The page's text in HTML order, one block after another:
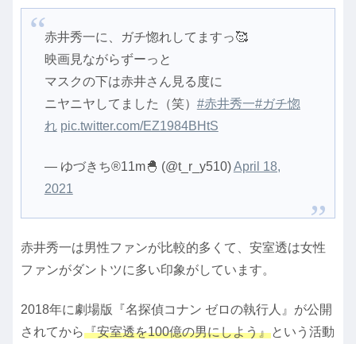
赤井秀一に、ガチ惚れしてますっ🥰
映画見ながらずーっと
マスクの下は赤井さん見る度に
ニヤニヤしてました（笑） #赤井秀一#ガチ惚
れ pic.twitter.com/EZ1984BHtS
— ゆづきち®11m🐣 (@t_r_y510)April 18,
2021
赤井秀一は男性ファンが比較的多くて、安室透は女性
ファンがダントツに多い印象がしています。
2018年に劇場版『名探偵コナン ゼロの執行人』が公開
されてから『安室透を100億の男にしよう』という活動